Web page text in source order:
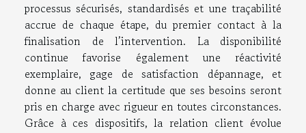
processus sécurisés, standardisés et une traçabilité
accrue de chaque étape, du premier contact à la
finalisation de l’intervention. La disponibilité
continue favorise également une réactivité
exemplaire, gage de satisfaction dépannage, et
donne au client la certitude que ses besoins seront
pris en charge avec rigueur en toutes circonstances.
Grâce à ces dispositifs, la relation client évolue